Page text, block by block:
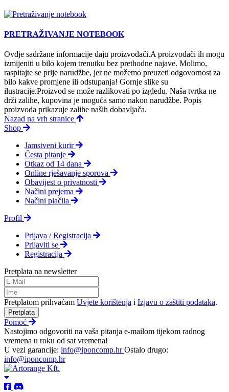
PRETRAŽIVANJE NOTEBOOK
Ovdje sadržane informacije daju proizvodači.A proizvodači ih mogu
izmijeniti u bilo kojem trenutku bez prethodne najave. Molimo,
raspitajte se prije narudžbe, jer ne možemo preuzeti odgovornost za
bilo kakve promjene ili odstupanja! Gornje slike su
ilustracije.Proizvod se može razlikovati po izgledu. Naša tvrtka ne
drži zalihe, kupovina je moguća samo nakon narudžbe. Popis
proizvoda prikazuje zalihe naših dobavljača.
Nazad na vrh stranice
Shop
Jamstveni kurir
Česta pitanje
Otkaz od 14 dana
Online rješavanje sporova
Obavijest o privatnosti
Načini prejema
Načini plačila
Profil
Prijava / Registracija
Prijaviti se
Registracija
Pretplata na newsletter
Pretplatom prihvaćam Uvjete korištenja i Izjavu o zaštiti podataka.
Pretplata
Pomoć
Nastojimo odgovoriti na vaša pitanja e-mailom tijekom radnog
vremena u roku od sat vremena!
U vezi garancije: info@iponcomp.hrOstalo drugo:
info@iponcomp.hr